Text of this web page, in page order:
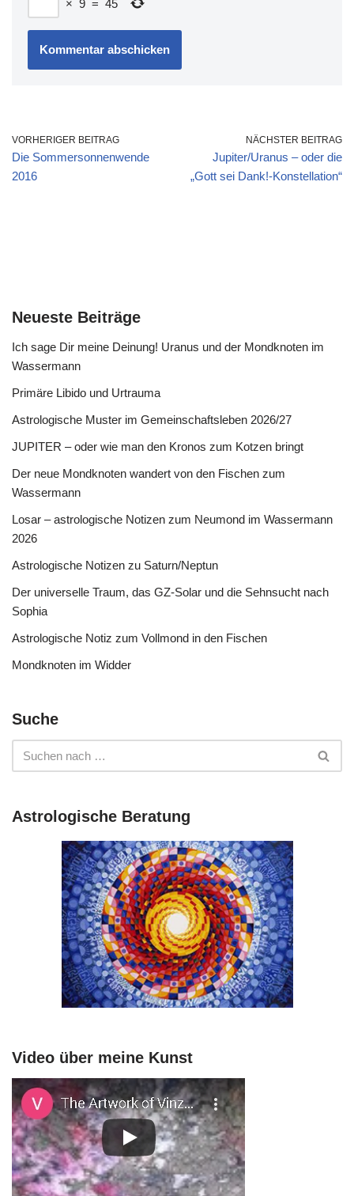
× 9 = 45
VORHERIGER BEITRAG
Die Sommersonnenwende
2016
NÄCHSTER BEITRAG
Jupiter/Uranus – oder die
„Gott sei Dank!-Konstellation“
Neueste Beiträge
Ich sage Dir meine Deinung! Uranus und der Mondknoten im
Wassermann
Primäre Libido und Urtrauma
Astrologische Muster im Gemeinschaftsleben 2026/27
JUPITER – oder wie man den Kronos zum Kotzen bringt
Der neue Mondknoten wandert von den Fischen zum
Wassermann
Losar – astrologische Notizen zum Neumond im Wassermann
2026
Astrologische Notizen zu Saturn/Neptun
Der universelle Traum, das GZ-Solar und die Sehnsucht nach
Sophia
Astrologische Notiz zum Vollmond in den Fischen
Mondknoten im Widder
Suche
Astrologische Beratung
Video über meine Kunst